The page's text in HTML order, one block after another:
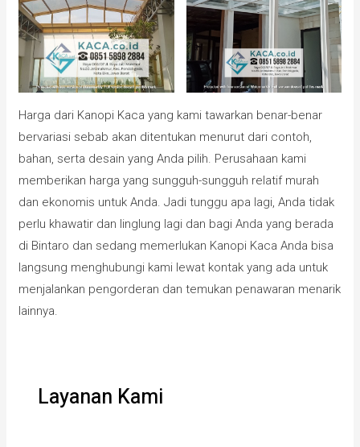
Harga dari Kanopi Kaca yang kami tawarkan benar-benar
bervariasi sebab akan ditentukan menurut dari contoh,
bahan, serta desain yang Anda pilih. Perusahaan kami
memberikan harga yang sungguh-sungguh relatif murah
dan ekonomis untuk Anda. Jadi tunggu apa lagi, Anda tidak
perlu khawatir dan linglung lagi dan bagi Anda yang berada
di Bintaro dan sedang memerlukan Kanopi Kaca Anda bisa
langsung menghubungi kami lewat kontak yang ada untuk
menjalankan pengorderan dan temukan penawaran menarik
lainnya.
Layanan Kami